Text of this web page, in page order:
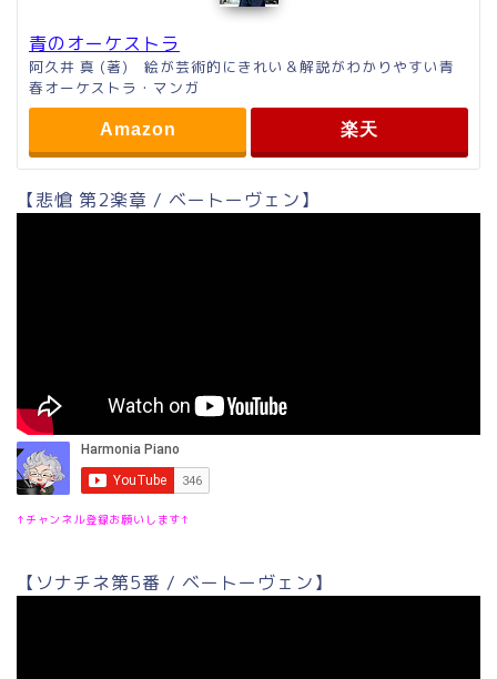
青のオーケストラ
阿久井 真 (著) 絵が芸術的にきれい＆解説がわかりやすい青
春オーケストラ・マンガ
Amazon 楽天
【悲愴 第2楽章 / ベートーヴェン】
↑チャンネル登録お願いします↑
【ソナチネ第5番 / ベートーヴェン】